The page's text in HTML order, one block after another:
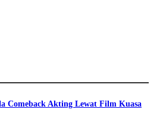
Comeback Akting Lewat Film Kuasa